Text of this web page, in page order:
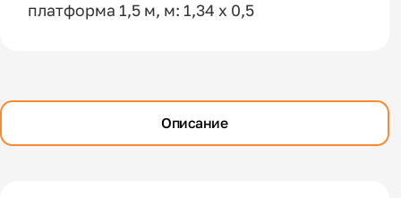
платформа 1,5 м, м: 1,34 x 0,5
Описание